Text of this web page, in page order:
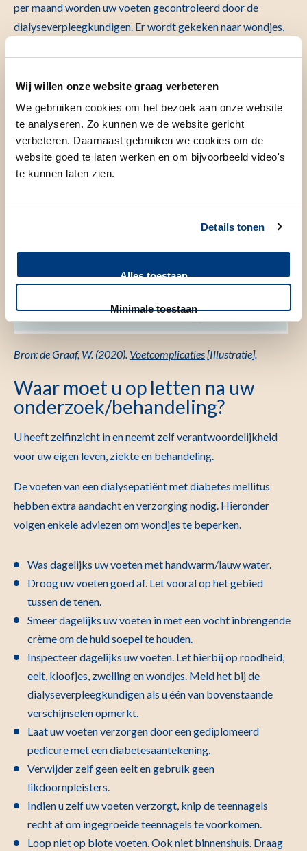
Wij willen onze website graag verbeteren
We gebruiken cookies om het bezoek aan onze website
te analyseren. Zo kunnen we de website gericht
verbeteren. Daarnaast gebruiken we cookies om de
website goed te laten werken en om bijvoorbeeld video's
te kunnen laten zien.
Details tonen
Alles toestaan
Minimale toestaan
per maand worden uw voeten gecontroleerd door de
dialyseverpleegkundigen. Er wordt gekeken naar wondjes,
Er wordt advies gegeven over welke maatregelen u zelf
kunt nemen om voetproblemen te voorkomen. Tussentijds
raden wij u aan elk wondje te bespreken met de
dialyseverpleegkundigen.
Bron: de Graaf, W. (2020). Voetcomplicaties[Illustratie].
Waar moet u op letten na uw
onderzoek/behandeling?
U heeft zelfinzicht in en neemt zelf verantwoordelijkheid
voor uw eigen leven, ziekte en behandeling.
De voeten van een dialysepatiënt met diabetes mellitus
hebben extra aandacht en verzorging nodig. Hieronder
volgen enkele adviezen om wondjes te beperken.
Was dagelijks uw voeten met handwarm/lauw water.
Droog uw voeten goed af. Let vooral op het gebied
tussen de tenen.
Smeer dagelijks uw voeten in met een vocht inbrengende
crème om de huid soepel te houden.
Inspecteer dagelijks uw voeten. Let hierbij op roodheid,
eelt, kloofjes, zwelling en wondjes. Meld het bij de
dialyseverpleegkundigen als u één van bovenstaande
verschijnselen opmerkt.
Laat uw voeten verzorgen door een gediplomeerd
pedicure met een diabetesaantekening.
Verwijder zelf geen eelt en gebruik geen
likdoornpleisters.
Indien u zelf uw voeten verzorgt, knip de teennagels
recht af om ingegroeide teennagels te voorkomen.
Loop niet op blote voeten. Ook niet binnenshuis. Draag